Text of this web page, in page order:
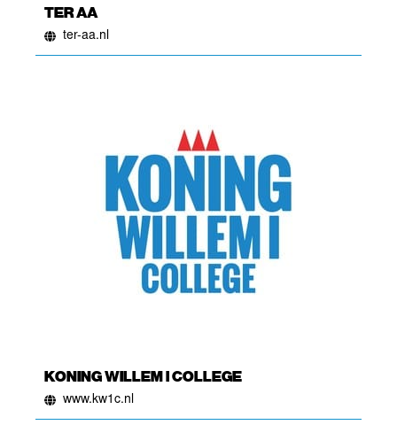
TER AA
ter-aa.nl
KONING WILLEM I COLLEGE
www.kw1c.nl